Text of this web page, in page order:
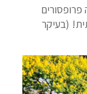
(בעיקר